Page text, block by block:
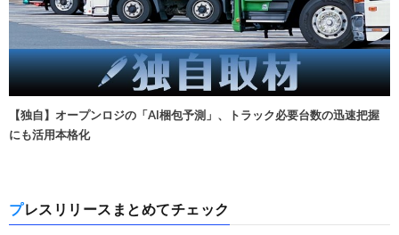
【独自】オープンロジの「AI梱包予測」、トラック必要台数の迅速把握
にも活用本格化
プレスリリースまとめてチェック